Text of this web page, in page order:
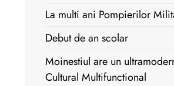
La multi ani Pompierilor
Debut de an scolar
Moinestiul are un
Cultural Multifunctional